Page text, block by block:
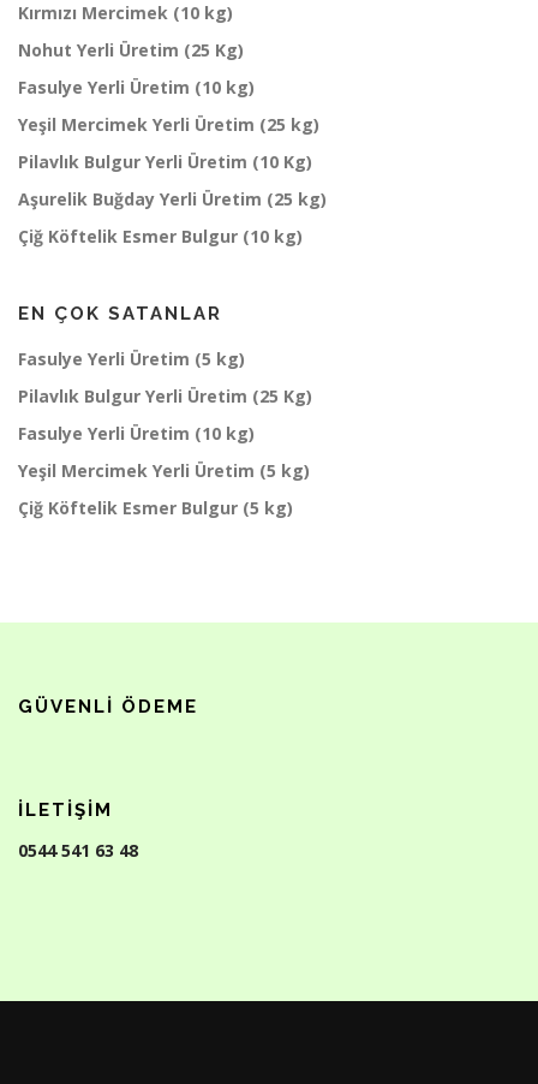
Kırmızı Mercimek (10 kg)
Nohut Yerli Üretim (25 Kg)
Fasulye Yerli Üretim (10 kg)
Yeşil Mercimek Yerli Üretim (25 kg)
Pilavlık Bulgur Yerli Üretim (10 Kg)
Aşurelik Buğday Yerli Üretim (25 kg)
Çiğ Köftelik Esmer Bulgur (10 kg)
EN ÇOK SATANLAR
Fasulye Yerli Üretim (5 kg)
Pilavlık Bulgur Yerli Üretim (25 Kg)
Fasulye Yerli Üretim (10 kg)
Yeşil Mercimek Yerli Üretim (5 kg)
Çiğ Köftelik Esmer Bulgur (5 kg)
GÜVENLI ÖDEME
İLETIŞIM
0544 541 63 48